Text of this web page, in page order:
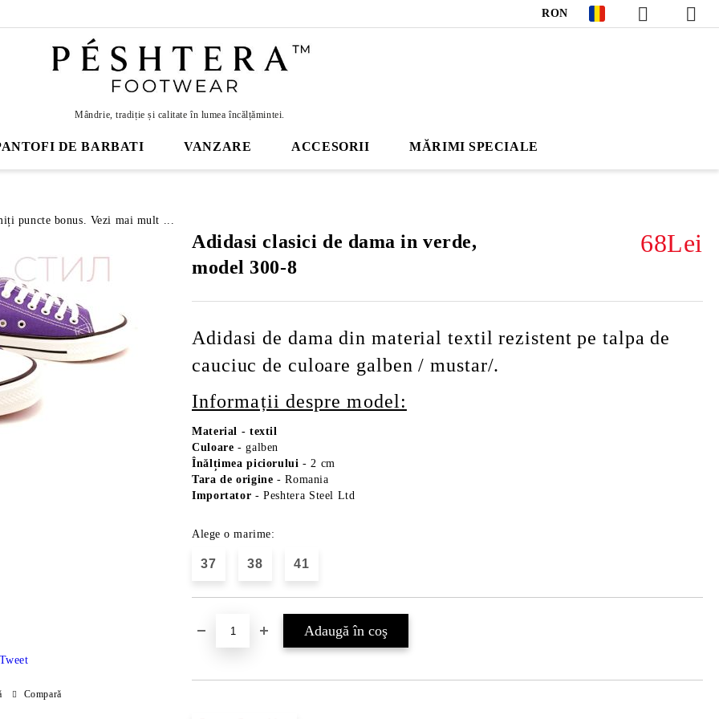
RON
Mândrie, tradiție și calitate în lumea încălțămintei.
DE BARBATI VANZARE ACCESORII MĂRIMI SPECIALE
puncte bonus. Vezi mai mult ...
Adidasi clasici de dama in verde,
model 300-8
68Lei
Adidasi de dama din material textil rezistent pe talpa de
cauciuc de culoare galben / mustar/.
Informații despre model:
Material - textil
Culoare - galben
Înălțimea piciorului - 2 cm
Tara de origine - Romania
Importator - Peshtera Steel Ltd
Alege o marime:
37 38 41
Tweet
Compară